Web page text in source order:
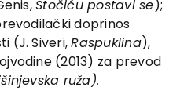
Stočiću postavi se);
doprinos
(J. Siveri,Raspuklina),
(2013) za prevod
ruža).